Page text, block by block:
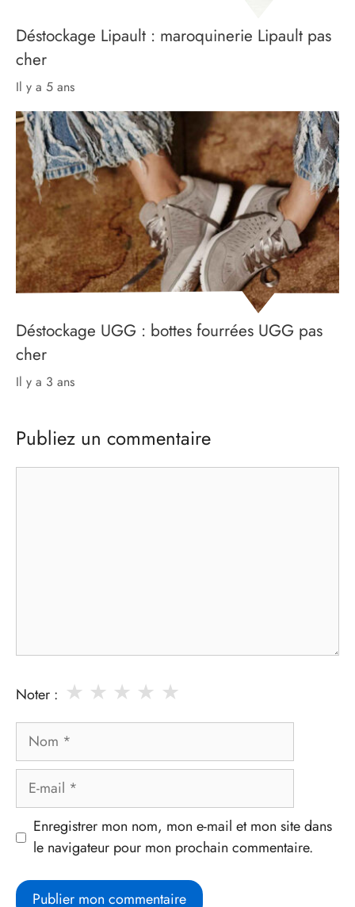
Déstockage Lipault : maroquinerie Lipault pas
cher
il y a 5 ans
Déstockage UGG : bottes fourrées UGG pas
cher
il y a 3 ans
Publiez un commentaire
Noter : ★
★
★
★
★
Nom
Enregistrer mon nom, mon e-mail et mon site dans
le navigateur pour mon prochain commentaire.